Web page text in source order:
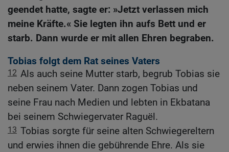
geendet hatte, sagte er: »Jetzt verlassen mich
meine Kräfte.« Sie legten ihn aufs Bett und er
starb. Dann wurde er mit allen Ehren begraben.
Tobias folgt dem Rat seines Vaters
12 Als auch seine Mutter starb, begrub Tobias sie
neben seinem Vater. Dann zogen Tobias und
seine Frau nach Medien und lebten in Ekbatana
bei seinem Schwiegervater Raguël.
13 Tobias sorgte für seine alten Schwiegereltern
und erwies ihnen die gebührende Ehre. Als sie